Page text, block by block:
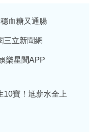
血糖又通腸
立新聞網
樂星聞APP
10寶！尪薪水全上